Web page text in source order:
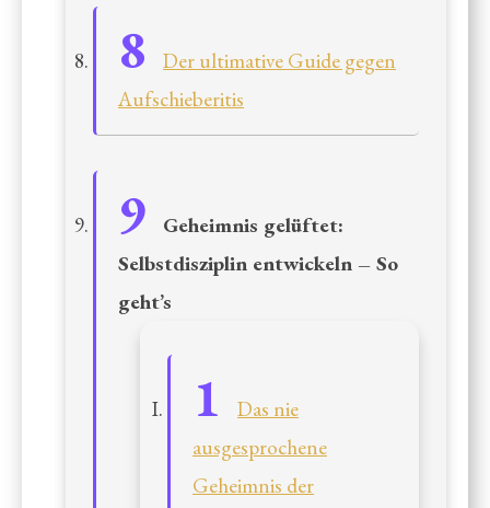
Der ultimative Guide gegen
Aufschieberitis
Geheimnis gelüftet:
Selbstdisziplin entwickeln – So
geht’s
Das nie
ausgesprochene
Geheimnis der